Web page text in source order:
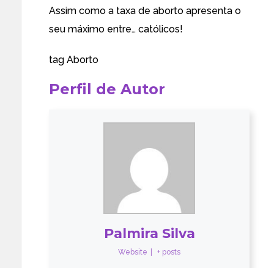
Assim como a taxa de aborto apresenta o
seu máximo entre… católicos!
tag Aborto
Perfil de Autor
Palmira Silva
Website + posts